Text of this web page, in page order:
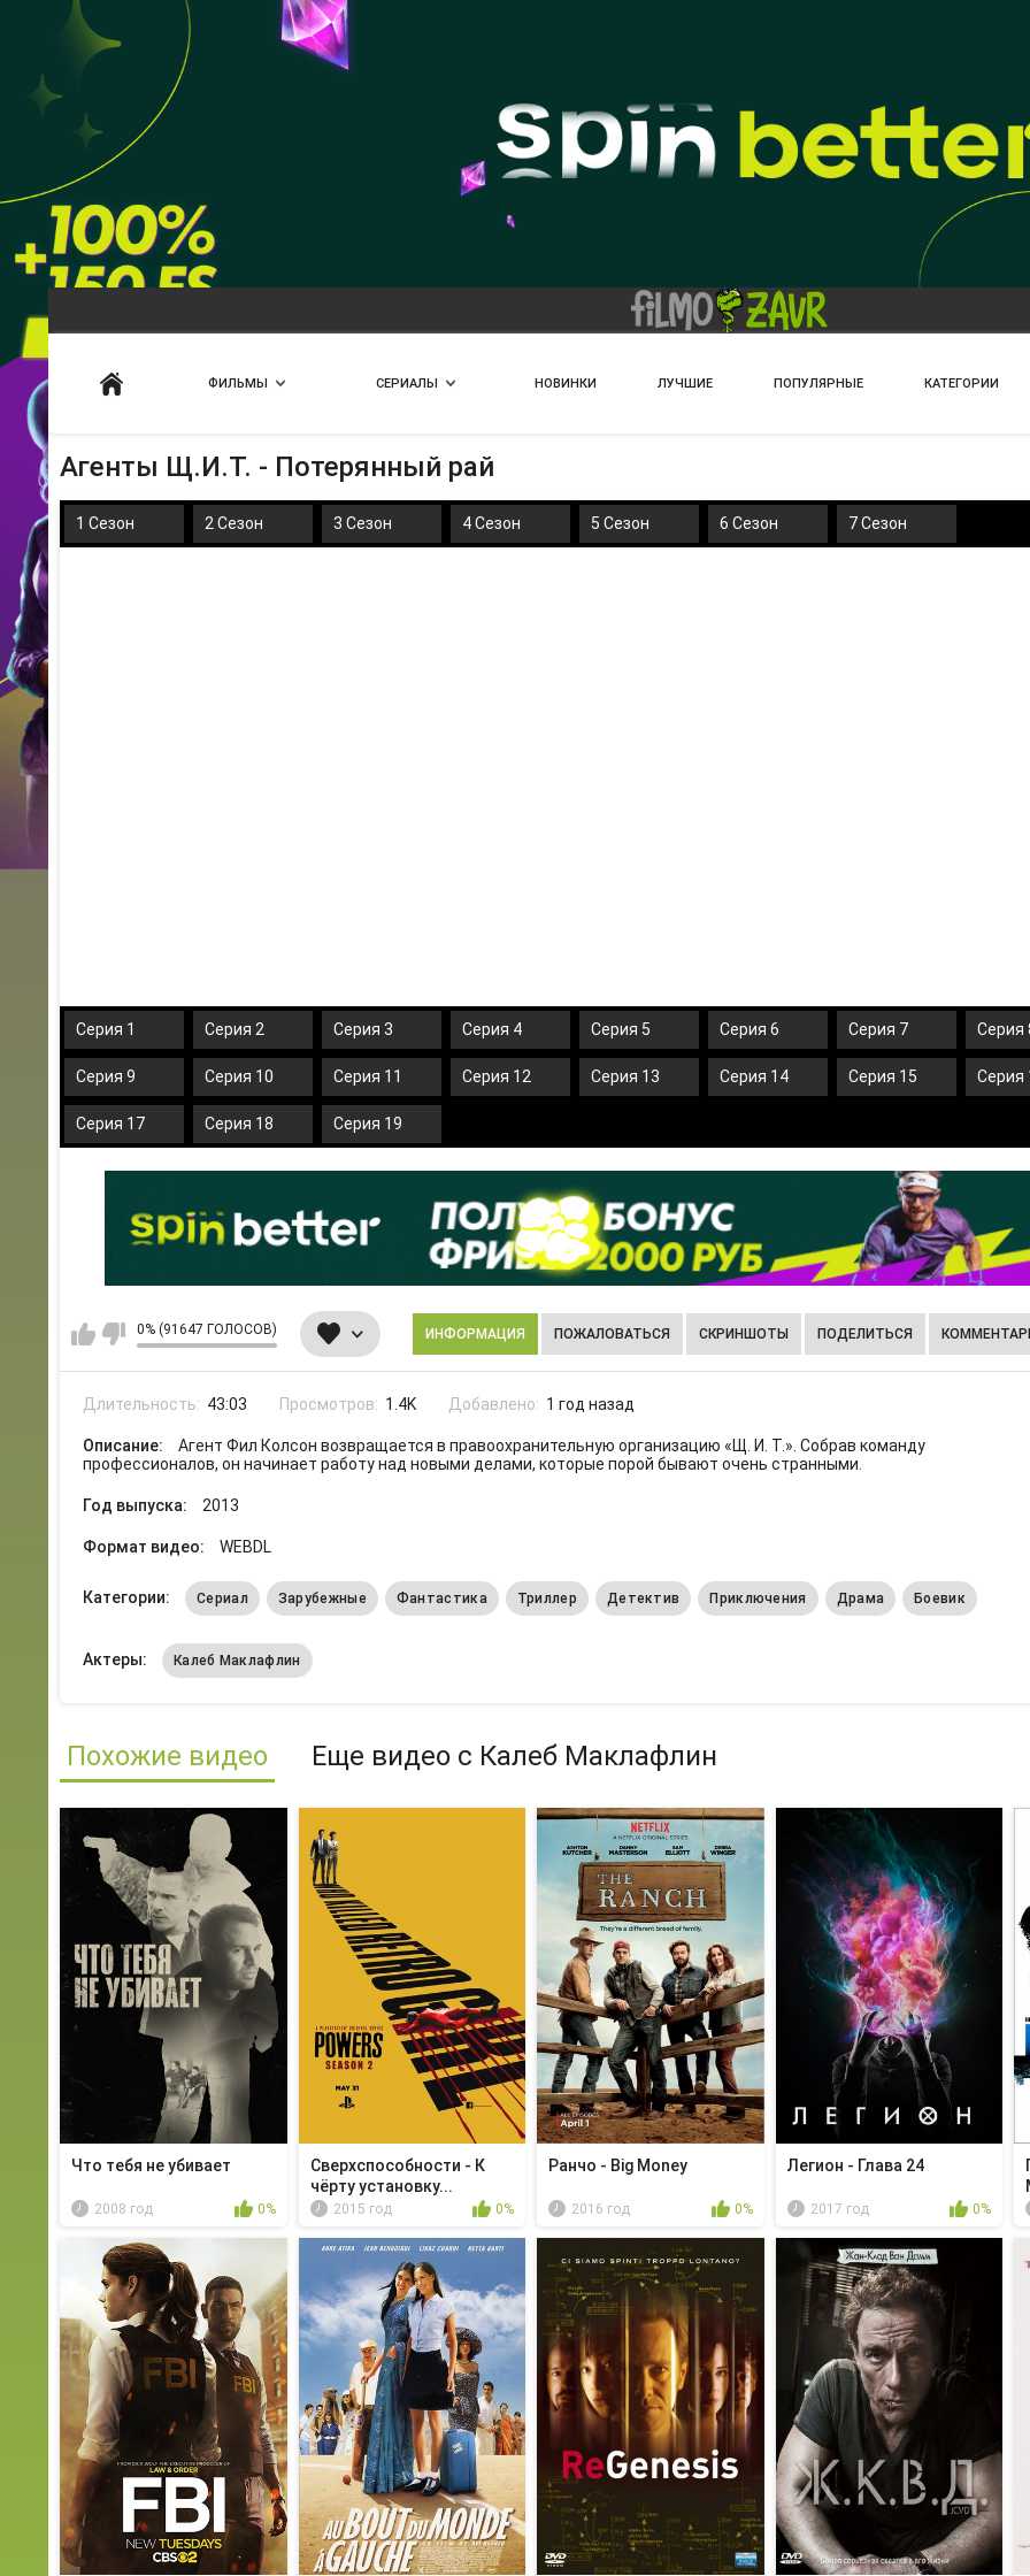
ФИЛЬМЫ СЕРИАЛЫ НОВИНКИ ЛУЧШИЕ ПОПУЛЯРНЫЕ КАТЕГОРИИ
Агенты Щ.И.Т. - Потерянный рай
1 Сезон 2 Сезон 3 Сезон 4 Сезон 5 Сезон 6 Сезон 7 Сезон
Серия 1 Серия 2 Серия 3 Серия 4 Серия 5 Серия 6 Серия 7 Серия
Серия 9 Серия 10 Серия 11 Серия 12 Серия 13 Серия 14 Серия 15 Серия
Серия 17 Серия 18 Серия 19
0% (91647 ГОЛОСОВ) ИНФОРМАЦИЯ ПОЖАЛОВАТЬСЯ СКРИНШОТЫ ПОДЕЛИТЬСЯ
Длительность: 43:03 Просмотров: 1.4K Добавлено: 1 год назад
Описание:
Агент Фил Колсон возвращается в правоохранительную организацию «Щ. И. Т.». Собрав команду
профессионалов, он начинает работу над новыми делами, которые порой бывают очень странными.
Год выпуска: 2013
Формат видео: WEBDL
Категории: Сериал Зарубежные Фантастика Триллер Детектив Приключения Драма Боевик
Актеры: Калеб Маклафлин
Похожие видео Еще видео с Калеб Маклафлин
Чтo тебя не убивает
2008 год 0%
Сверхспособности - К
чёрту установку...
2015 год 0%
Ранчо - Big Money
2016 год 0%
Легион - Глава 24
2017 год 0%